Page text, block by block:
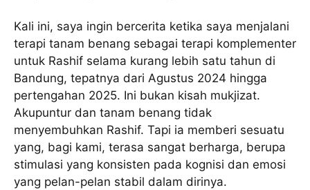
Kali ini, saya ingin bercerita ketika saya menjalani
terapi tanam benang sebagai terapi komplementer
untuk Rashif selama kurang lebih satu tahun di
Bandung, tepatnya dari Agustus 2024 hingga
pertengahan 2025. Ini bukan kisah mukjizat.
Akupuntur dan tanam benang tidak
menyembuhkan Rashif. Tapi ia memberi sesuatu
yang, bagi kami, terasa sangat berharga, berupa
stimulasi yang konsisten pada kognisi dan emosi
yang pelan-pelan stabil dalam dirinya.